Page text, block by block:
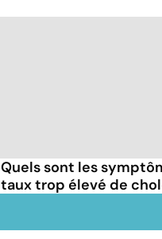
Quels sont les
taux trop élevé de